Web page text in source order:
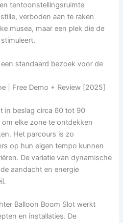
tentoonstellingsruimte
verboden aan te raken
musea, maar een plek die de
standaard bezoek voor de
in beslag circa 60 tot 90
elke zone te ontdekken
Het parcours is zo
op hun eigen tempo kunnen
De variatie van dynamische
aandacht en energie
Balloon Boom Slot werkt
en installaties. De